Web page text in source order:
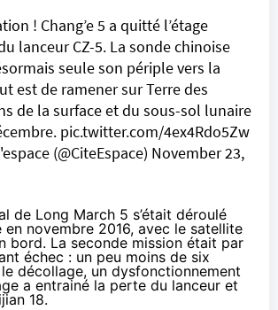
! Chang’e 5 a quitté l’étage
lanceur CZ-5. La sonde chinoise
seule son périple vers la
est de ramener sur Terre des
de la surface et du sous-sol lunaire
pic.twitter.com/4ex4Rdo5Zw
(@CiteEspace) November 23,
de Long March 5 s’était déroulé
en novembre 2016, avec le satellite
bord. La seconde mission était par
échec : un peu moins de six
décollage, un dysfonctionnement
a entrainé la perte du lanceur et
18.